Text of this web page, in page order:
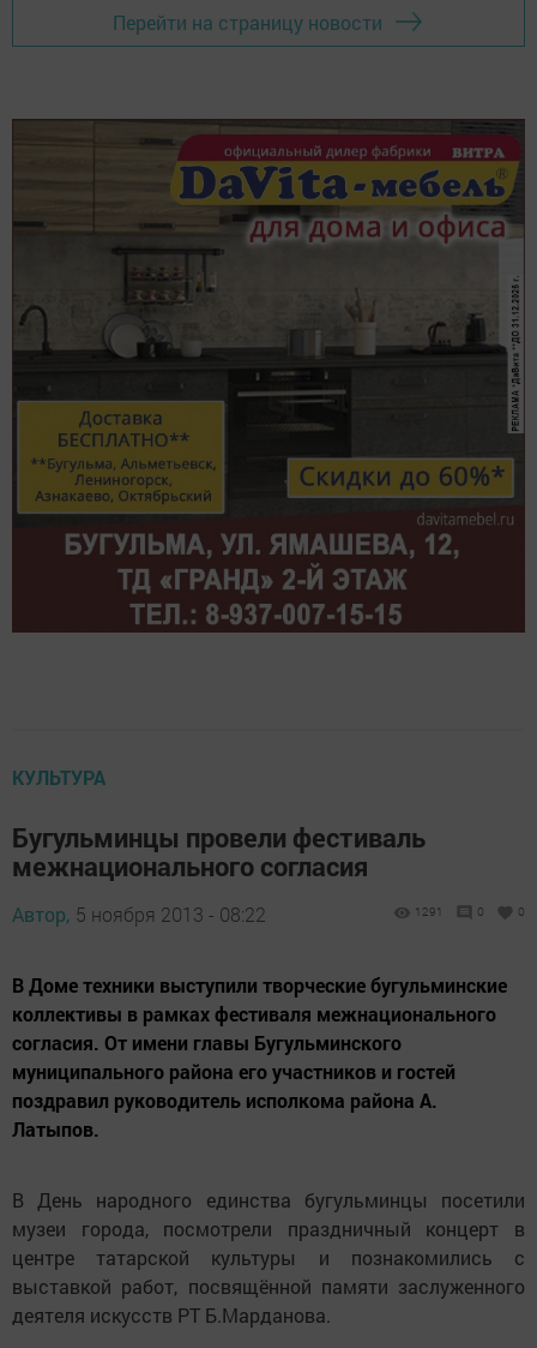
Перейти на страницу новости
КУЛЬТУРА
Бугульминцы провели фестиваль
межнационального согласия
Автор, 5 ноября 2013 - 08:22 1291 0 0
В Доме техники выступили творческие бугульминские
коллективы в рамках фестиваля межнационального
согласия. От имени главы Бугульминского
муниципального района его участников и гостей
поздравил руководитель исполкома района А.
Латыпов.
В День народного единства бугульминцы посетили
музеи города, посмотрели праздничный концерт в
центре татарской культуры и познакомились с
выставкой работ, посвящённой памяти заслуженного
деятеля искусств РТ Б.Марданова.